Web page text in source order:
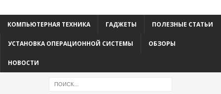
КОМПЬЮТЕРНАЯ ТЕХНИКА ГАДЖЕТЫ ПОЛЕЗНЫЕ СТАТЬИ
УСТАНОВКА ОПЕРАЦИОННОЙ СИСТЕМЫ ОБЗОРЫ
НОВОСТИ